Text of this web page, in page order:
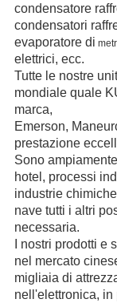
condensatore
condensatori
evaporatore di
elettrici, ecc.
Tutte le nostre
mondiale quale
marca,
Emerson,
prestazione
Sono
hotel, processi
industrie
nave tutti i altri
necessaria.
I nostri prodotti
nel mercato
migliaia di
nell'elettronica,